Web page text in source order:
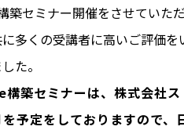
築セミナー開催をさせていた
多くの受講者に高いご評価を
た。
築セミナーは、株式会社ス
予定をしておりますので、